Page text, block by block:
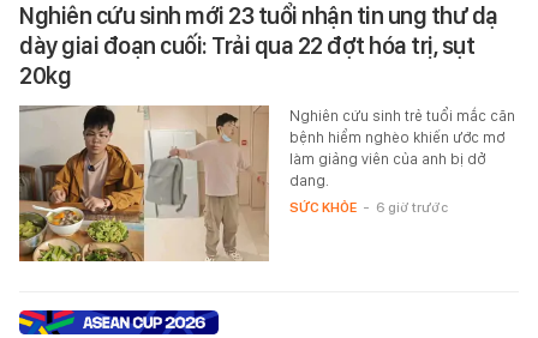
Nghiên cứu sinh mới 23 tuổi nhận tin ung thư dạ
dày giai đoạn cuối: Trải qua 22 đợt hóa trị, sụt
20kg
Nghiên cứu sinh trẻ tuổi mắc căn
bệnh hiểm nghèo khiến ước mơ
làm giảng viên của anh bị dở
dang.
SỨC KHỎE - 6 giờ trước